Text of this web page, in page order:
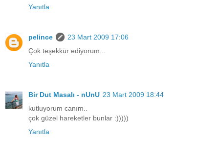
Yanıtla
pelince
23 Mart 2009 17:06
Çok teşekkür ediyorum...
Yanıtla
Bir Dut Masalı - nUnU 23 Mart 2009 18:44
kutluyorum canım..
çok güzel hareketler bunlar :)))))
Yanıtla